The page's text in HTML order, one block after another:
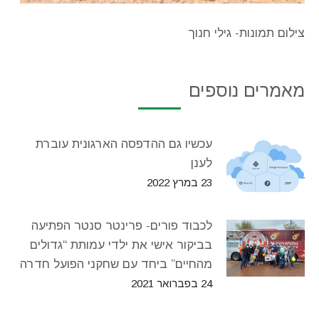
צילום תמונות- גילי חנוך
מאמרים נוספים
עכשיו גם ההדפסה הארגונית עוברת
לענן
23 במרץ 2022
לכבוד פורים- פרינטר סנטר הפתיעה
בביקור אישי את ילדי עמותת “גדולים
מהחיים” ביחד עם שחקני הפועל חדרה
24 בפברואר 2021